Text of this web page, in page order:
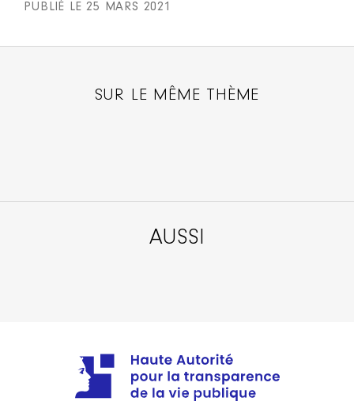
PUBLIÉ LE 25 MARS 2021
SUR LE MÊME THÈME
AUSSI